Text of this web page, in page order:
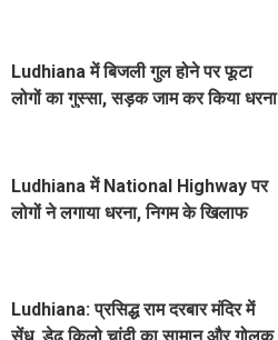
Ludhiana में बिजली गुल होने पर फूटा
लोगों का गुस्सा, सड़क जाम कर किया धरना
Ludhiana में National Highway पर
लोगों ने लगाया धरना, निगम के खिलाफ
Ludhiana: प्रसिद्ध राम दरबार मंदिर में